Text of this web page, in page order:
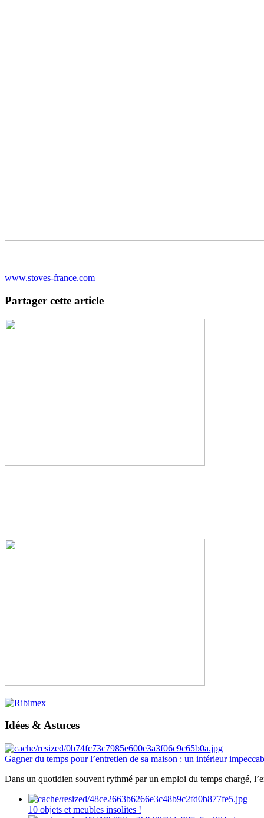
www.stoves-france.com
Partager cette article
Idées & Astuces
Gagner du temps pour l’entretien de sa maison : un intérieur
Dans un quotidien souvent rythmé par un emploi du temps chargé,
10 objets et meubles insolites !